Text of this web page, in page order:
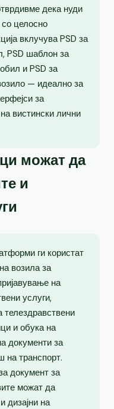
дека нуди
со целосно
вклучува PSD за
PSD шаблон за
и PSD за
— идеално за
за
вистински лични
можат да
и
ги користат
возила за
на
услуги,
телездравствени
и обука на
документи за
на транспорт.
документ за
можат да
дизајни на